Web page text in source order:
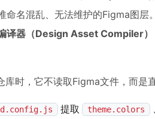
命名混乱、无法维护的Figma图
译器（Design Asset Compiler）
库时，它不读取Figma文件，而是
提取 theme.colors